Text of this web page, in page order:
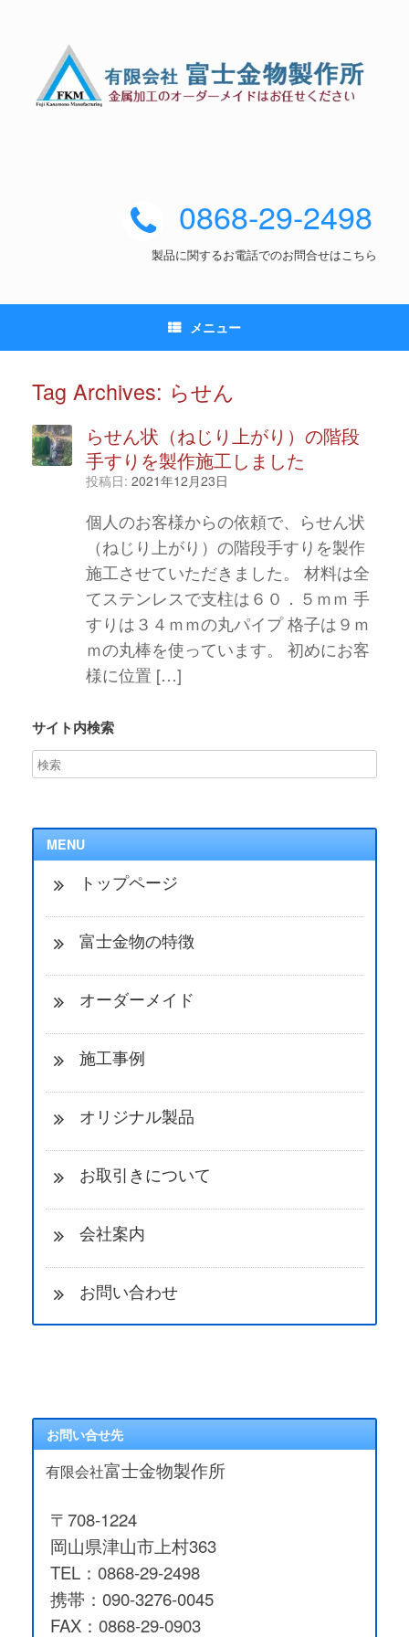
0868-29-2498
製品に関するお電話でのお問合せはこちら
メニュー
Tag Archives: らせん
らせん状（ねじり上がり）の階段
手すりを製作施工しました
投稿日: 2021年12月23日
個人のお客様からの依頼で、らせん状
（ねじり上がり）の階段手すりを製作
施工させていただきました。 材料は全
てステンレスで支柱は６０．５ｍｍ 手
すりは３４ｍｍの丸パイプ 格子は９ｍ
ｍの丸棒を使っています。 初めにお客
様に位置 […]
サイト内検索
MENU
トップページ
富士金物の特徴
オーダーメイド
施工事例
オリジナル製品
お取引きについて
会社案内
お問い合わせ
お問い合せ先
有限会社富士金物製作所
〒708-1224
岡山県津山市上村363
TEL：0868-29-2498
携帯：090-3276-0045
FAX：0868-29-0903